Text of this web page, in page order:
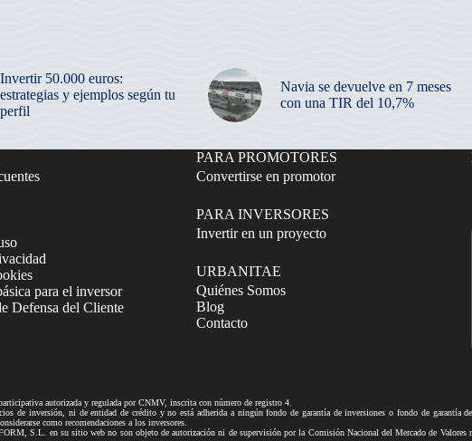
Invertir 50.000 euros:
estrategias y ejemplos según tu
perfil
Navia se devuelve en 7 meses
con una TIR del 10,7%
para el inversor
Defensa del Cliente
PARA PROMOTORES
Convertirse en promotor
PARA INVERSORES
Invertir en un proyecto
URBANITAE
Quiénes Somos
Blog
Contacto
autorizada y regulada por CNMV, inscrita con número de registro 4.
de inversión, ni de entidad de crédito y no está adherida a ningún fondo de garantía de inversiones o fondo de garantía
como recomendaciones a los inversores.
S.L. en su sitio web no son objeto de autorización ni de supervisión por la Comisión Nacional del Mercado de